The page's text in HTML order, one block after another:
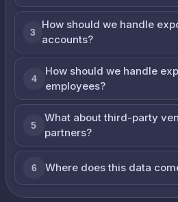
3
How should we handle
accounts?
4
How should we handle
employees?
5
What about third-party
partners?
6 Where does this data